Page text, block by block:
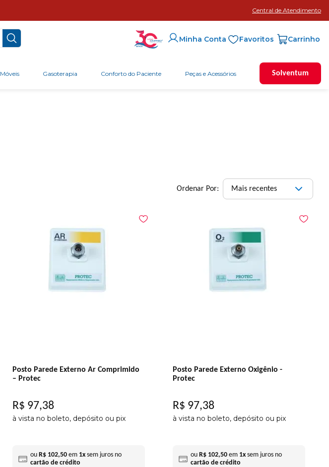
Central de Atendimento
Minha Conta Favoritos
Móveis Gasoterapia Conforto do Paciente Peças e Acessórios Solventum
Mais recentes
Posto Parede Externo Ar Comprimido
– Protec
R$ 97,38
à vista no boleto, depósito ou pix
ou R$ 102,50em 1xsem juros no
cartão de crédito
Posto Parede Externo Oxigênio -
Protec
R$ 97,38
à vista no boleto, depósito ou pix
ou R$ 102,50em 1xsem juros no
cartão de crédito